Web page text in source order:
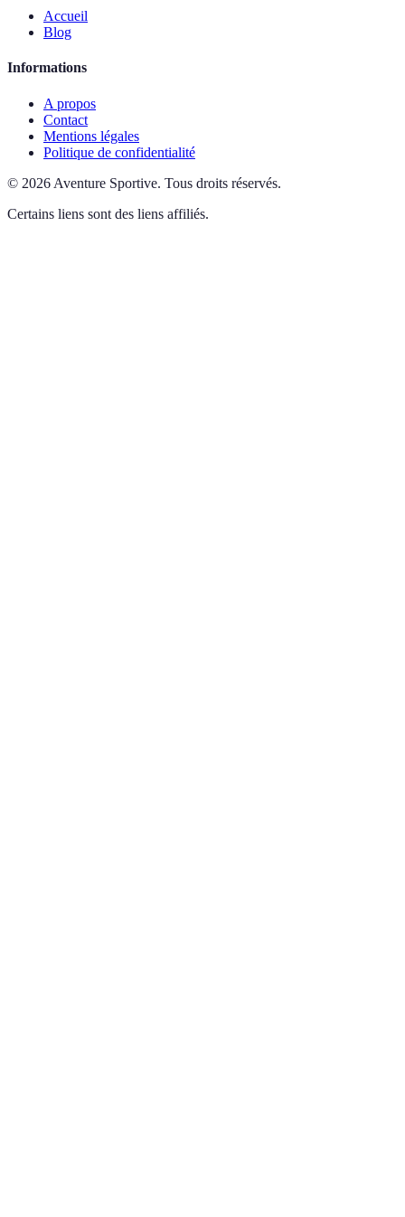
Accueil
Blog
Informations
A propos
Contact
Mentions légales
Politique de confidentialité
© 2026 Aventure Sportive. Tous droits réservés.
Certains liens sont des liens affiliés.